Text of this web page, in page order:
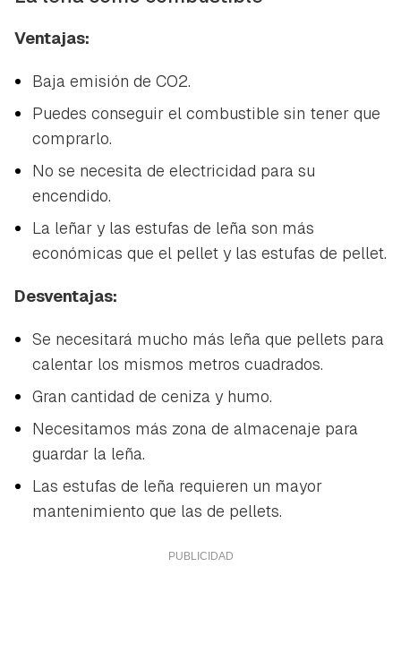
Ventajas:
Baja emisión de CO2.
Puedes conseguir el combustible sin tener que
comprarlo.
No se necesita de electricidad para su
encendido.
La leñar y las estufas de leña son más
económicas que el pellet y las estufas de pellet.
Desventajas:
Se necesitará mucho más leña que pellets para
calentar los mismos metros cuadrados.
Gran cantidad de ceniza y humo.
Necesitamos más zona de almacenaje para
guardar la leña.
Las estufas de leña requieren un mayor
mantenimiento que las de pellets.